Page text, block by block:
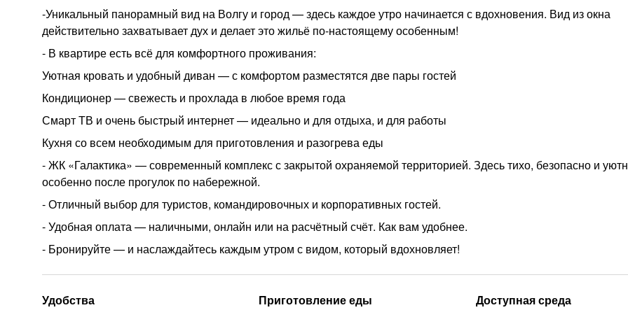
-Уникальный панорамный вид на Волгу и город — здесь каждое утро начинается с вдохновения. Вид из окна
действительно захватывает дух и делает это жильё по-настоящему особенным!
- В квартире есть всё для комфортного проживания:
Уютная кровать и удобный диван — с комфортом разместятся две пары гостей
Кондиционер — свежесть и прохлада в любое время года
Смарт ТВ и очень быстрый интернет — идеально и для отдыха, и для работы
Кухня со всем необходимым для приготовления и разогрева еды
- ЖК «Галактика» — современный комплекс с закрытой охраняемой территорией. Здесь тихо, безопасно и
особенно после прогулок по набережной.
- Отличный выбор для туристов, командировочных и корпоративных гостей.
- Удобная оплата — наличными, онлайн или на расчётный счёт. Как вам удобнее.
- Бронируйте — и наслаждайтесь каждым утром с видом, который вдохновляет!
Удобства
Приготовление еды
Доступная среда